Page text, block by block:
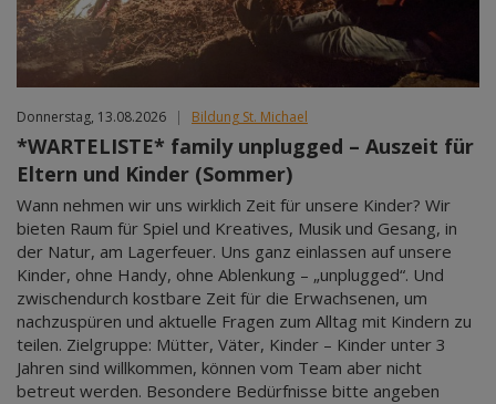
Jan 2027
Feb 2027
Mär 2027
Mai 2027
Jun 2027
Jul 2027
Donnerstag, 13.08.2026 | Bildung St. Michael
*WARTELISTE* family unplugged – Auszeit für
Eltern und Kinder (Sommer)
Wann nehmen wir uns wirklich Zeit für unsere Kinder? Wir
bieten Raum für Spiel und Kreatives, Musik und Gesang, in
der Natur, am Lagerfeuer. Uns ganz einlassen auf unsere
Kinder, ohne Handy, ohne Ablenkung – „unplugged“. Und
zwischendurch kostbare Zeit für die Erwachsenen, um
nachzuspüren und aktuelle Fragen zum Alltag mit Kindern zu
teilen. Zielgruppe: Mütter, Väter, Kinder – Kinder unter 3
Jahren sind willkommen, können vom Team aber nicht
betreut werden. Besondere Bedürfnisse bitte angeben